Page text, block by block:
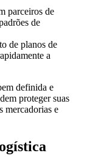
parceiros de
de
de planos de
a
definida e
proteger suas
mercadorias e